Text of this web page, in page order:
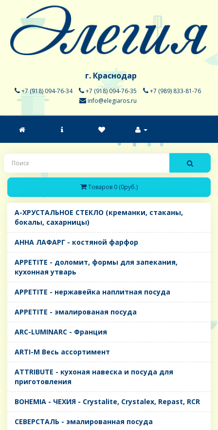
г. Краснодар
+7 (918) 094-76-34 +7 (918) 094-76-35
+7 (989) 833-81-76
info@elegiaros.ru
Товаров 0 (0руб.)
A-ХРУСТАЛЬНОЕ СТЕКЛО (креманки, стаканы,
бокалы, сахарницы)
AHHA ЛАФАРГ - костяной фарфор
APPETITE - доломит, формы для запекания,
кухонная утварь
APPETITE - нержавейка наплитная посуда
APPETITE - эмалированая посуда
ARC-LUMINARC - Франция
ARTI-M Весь ассортимент
ATTRIBUTE - кухоная навеска и посуда для
приготовления
BOHEMIA - ЧЕХИЯ - Crystalite, Crystalex, Repast, RCR
CЕВЕРСТАЛЬ - эмалированная посуда